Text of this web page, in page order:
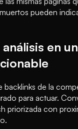
pueden
en
backlinks de la
para actuar.
priorizada con